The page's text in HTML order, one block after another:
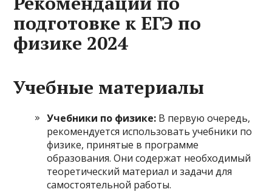
подготовке к ЕГЭ по
физике 2024
Учебные материалы
Учебники по физике: В первую очередь,
рекомендуется использовать учебники по
физике, принятые в программе
образования. Они содержат необходимый
теоретический материал и задачи для
самостоятельной работы.